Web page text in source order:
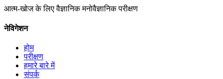
आत्म-खोज के लिए वैज्ञानिक मनोवैज्ञानिक परीक्षण
नेविगेशन
होम
परीक्षण
हमारे बारे में
संपर्क